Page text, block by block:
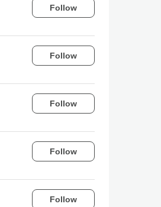
Follow
Follow
Follow
Follow
Follow